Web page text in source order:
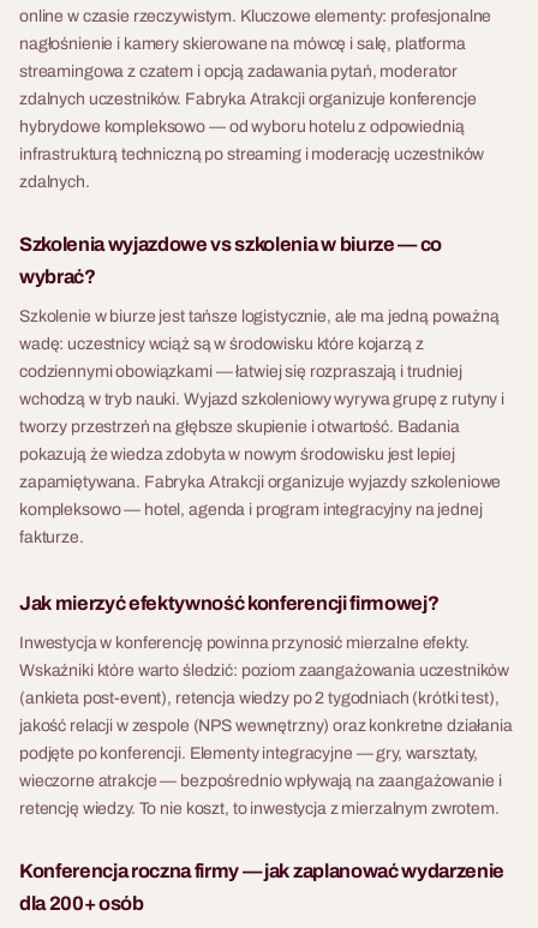
online w czasie rzeczywistym. Kluczowe elementy: profesjonalne
nagłośnienie i kamery skierowane na mówcę i salę, platforma
streamingowa z czatem i opcją zadawania pytań, moderator
zdalnych uczestników. Fabryka Atrakcji organizuje konferencje
hybrydowe kompleksowo — od wyboru hotelu z odpowiednią
infrastrukturą techniczną po streaming i moderację uczestników
zdalnych.
Szkolenia wyjazdowe vs szkolenia w biurze — co
wybrać?
Szkolenie w biurze jest tańsze logistycznie, ale ma jedną poważną
wadę: uczestnicy wciąż są w środowisku które kojarzą z
codziennymi obowiązkami — łatwiej się rozpraszają i trudniej
wchodzą w tryb nauki. Wyjazd szkoleniowy wyrywa grupę z rutyny i
tworzy przestrzeń na głębsze skupienie i otwartość. Badania
pokazują że wiedza zdobyta w nowym środowisku jest lepiej
zapamiętywana. Fabryka Atrakcji organizuje wyjazdy szkoleniowe
kompleksowo — hotel, agenda i program integracyjny na jednej
fakturze.
Jak mierzyć efektywność konferencji firmowej?
Inwestycja w konferencję powinna przynosić mierzalne efekty.
Wskaźniki które warto śledzić: poziom zaangażowania uczestników
(ankieta post-event), retencja wiedzy po 2 tygodniach (krótki test),
jakość relacji w zespole (NPS wewnętrzny) oraz konkretne działania
podjęte po konferencji. Elementy integracyjne — gry, warsztaty,
wieczorne atrakcje — bezpośrednio wpływają na zaangażowanie i
retencję wiedzy. To nie koszt, to inwestycja z mierzalnym zwrotem.
Konferencja roczna firmy — jak zaplanować wydarzenie
dla 200+ osób